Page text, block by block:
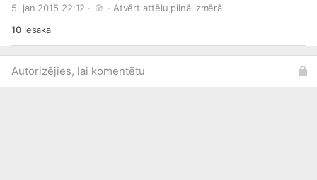
5. jan 2015 22:12 · · Atvērt attēlu pilnā izmērā
10iesaka
Autorizējies, lai komentētu